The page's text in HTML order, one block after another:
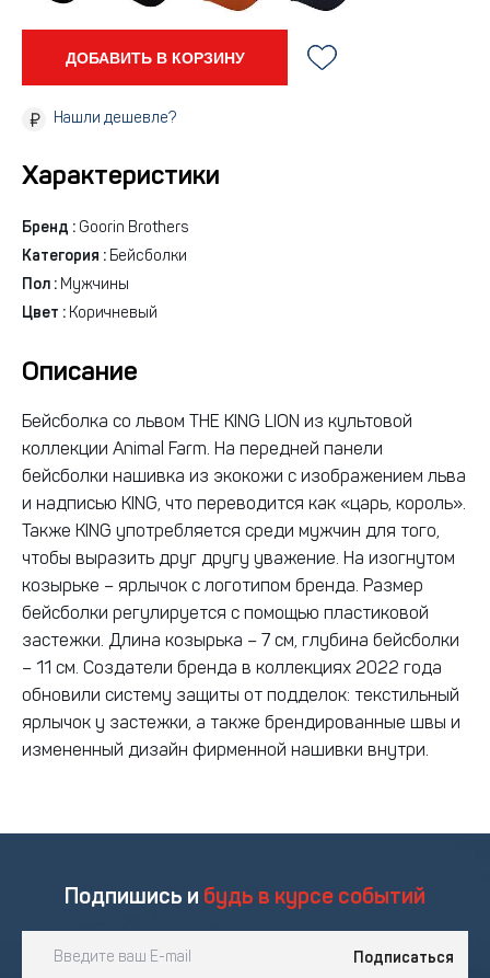
ДОБАВИТЬ В КОРЗИНУ
Нашли дешевле?
Характеристики
Бренд : Goorin Brothers
Категория : Бейсболки
Пол : Мужчины
Цвет : Коричневый
Описание
Бейсболка со львом THE KING LION из культовой
коллекции Animal Farm. На передней панели
бейсболки нашивка из экокожи с изображением льва
и надписью KING, что переводится как «царь, король».
Также KING употребляется среди мужчин для того,
чтобы выразить друг другу уважение. На изогнутом
козырьке – ярлычок с логотипом бренда. Размер
бейсболки регулируется с помощью пластиковой
застежки. Длина козырька – 7 см, глубина бейсболки
– 11 см. Создатели бренда в коллекциях 2022 года
обновили систему защиты от подделок: текстильный
ярлычок у застежки, а также брендированные швы и
измененный дизайн фирменной нашивки внутри.
Подпишись и будь в курсе событий
Подписаться